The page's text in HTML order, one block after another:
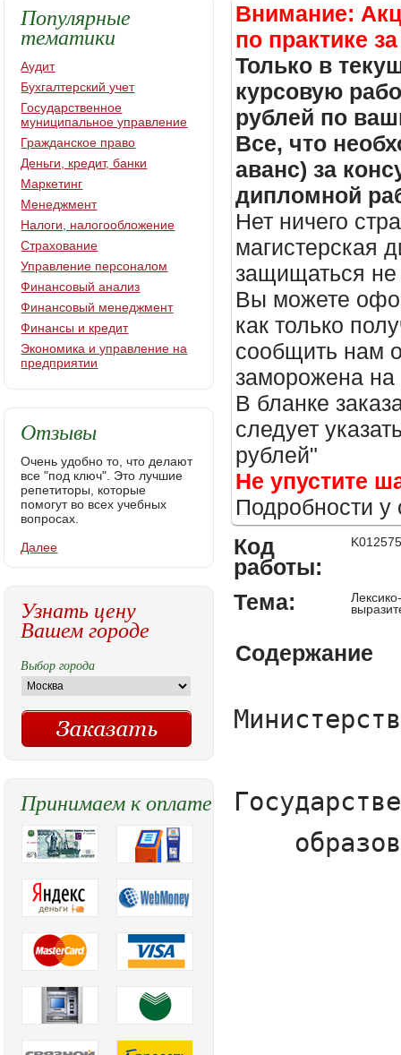
Внимание:
по практике
Только в
курсовую
рублей по
Все, что
аванс) за
дипломной
Нет ничего
магистерская
защищаться не
Вы можете
как только
сообщить нам
заморожена
В бланке
следует
рублей"
Не упустите
Подробности
Код
работы:
Тема:
Содержание
Министерство образования и науки Российской Федерации

                           Федеральное агентство по образованию

Государственное образовательное учреждение высшего профессионального

    образования Тобольский педагогический институт им. Д.И.Менделеева

                    (филиал) Тюменского государственного университета  



                                                                                    



                                                                            Гуманитарный факультет 

                                                                  

                                                                  Кафедра филологического образования







                      Курсовая работа 

          Лексико-стилистическая работа на уроке русского языка как 

              средство повышения выразительности речи школьников





                                                                                                   

                                                        

                                                                                                    Выполнил: студент

                                                                            4 курса заочной формы обучения 

                                                         Специальность: «Русский язык, литература»

                                                                                                               Таирова Э.Б.

                                                                                   Зачетная книжка № 13053_05

                                                                       Руководитель работы: к.ф.н., доцент

                                                                                                         Файзуллина Г.Ч.



















                                         Тобольск, 2017                    



Содержание



Введение ---------------------------------------------------------------------------------3



Глава 1. Лексико- стилистический анализ художественного текста----5

1.1 Проблема текста в современной науке--------------------------------------5

1.2Анализ текста и его уровни-----------------------------------------------------7

1.3Лексико-стилистический анализ художественного текста------------8



Глава 2. Развитие выразительности речи посредством лексико-стилистической работы с современной русской прозой (В Пелевин «Желтая
Популярные
тематики
Аудит
Бухгалтерский учет
Государственное
муниципальное управление
Гражданское право
Деньги, кредит, банки
Маркетинг
Менеджмент
Налоги, налогообложение
Страхование
Управление персоналом
Финансовый анализ
Финансовый менеджмент
Финансы и кредит
Экономика и управление на
предприятии
Отзывы
Очень удобно то, что делают
все "под ключ". Это лучшие
репетиторы, которые
помогут во всех учебных
вопросах.
Далее
Узнать цену
Вашем городе
Выбор города
Принимаем к оплате